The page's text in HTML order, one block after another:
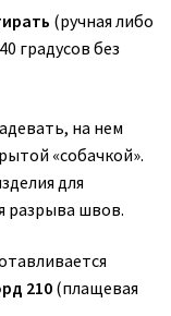
(ручная либо
градусов без
на нем
«собачкой».
для
разрыва швов.
210(плащевая